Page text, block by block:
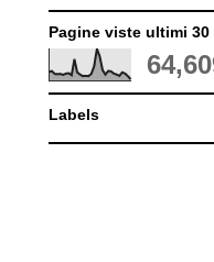
Pagine viste ultimi
Labels